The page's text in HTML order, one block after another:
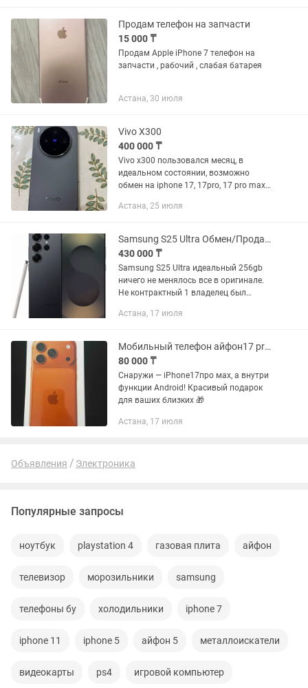
Продам телефон на запчасти
15 000 ₸
Продам Apple iPhone 7 телефон на
запчасти , рабочий , слабая батарея
Астана, 30 июля
Vivo X300
400 000 ₸
Vivo x300 пользовался месяц, в
идеальном состоянии, возможно
обмен на iphone 17, 17pro, 17 pro max
Гарантия, чек все есть.
Астана, 25 июля
Samsung S25 Ultra Обмен/Продажа Самсунг С25 Ультра
430 000 ₸
Samsung S25 Ultra идеальный 256gb
ничего не менялось все в оригинале.
Не контрактный 1 владелец был
Продажа.Обмен Сост:Идеал без
Астана, 17 июля
Мобильный телефон айфон17 pro max андройд
80 000 ₸
Снаружи — iPhone17про мах, а внутри
функции Android! Красивый подарок
для ваших близких 🎁
Астана, 17 июля
Объявления Электроника
Популярные запросы
ноутбук playstation 4 газовая плита айфон
телевизор морозильники samsung
телефоны бу холодильники iphone 7
iphone 11 iphone 5 айфон 5 металлоискатели
видеокарты ps4 игровой компьютер